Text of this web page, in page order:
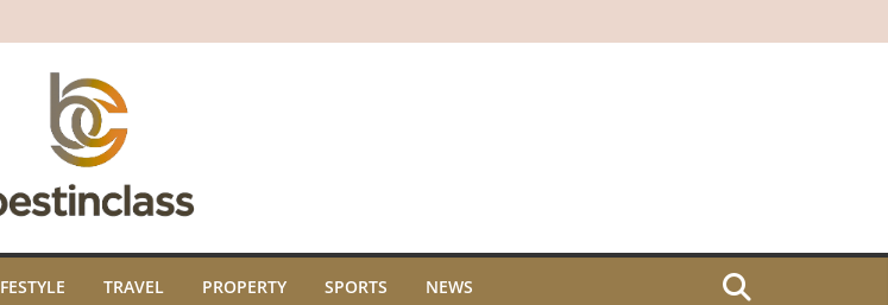
TRAVEL PROPERTY SPORTS NEWS